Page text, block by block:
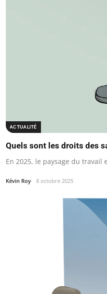
ACTUALITÉ
Quels sont les droits des
En 2025, le paysage du
Kévin Roy 8 octobre 2025